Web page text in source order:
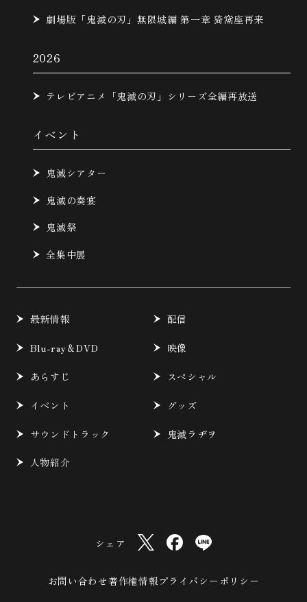
劇場版「鬼滅の刃」無限城編 第一章 猗窩座再来
2026
テレビアニメ「鬼滅の刃」シリーズ全編再放送
イベント
鬼滅シアター
鬼滅の奏宴
鬼滅祭
全集中展
最新情報 配信
Blu-ray＆DVD 映像
あらすじ スペシャル
イベント グッズ
サウンドトラック 鬼滅ラヂヲ
人物紹介
シェア
お問い合わせ著作権情報プライバシーポリシー